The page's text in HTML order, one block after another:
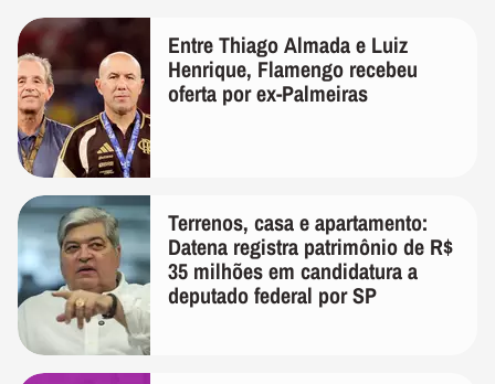
Entre Thiago Almada e Luiz
Henrique, Flamengo recebeu
oferta por ex-Palmeiras
Terrenos, casa e apartamento:
Datena registra patrimônio de R$
35 milhões em candidatura a
deputado federal por SP